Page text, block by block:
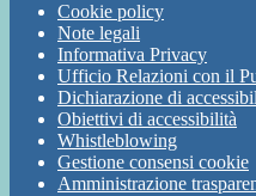
Cookie policy
Note legali
Informativa Privacy
Ufficio Relazioni con il
Dichiarazione di
Obiettivi di accessibilità
Whistleblowing
Gestione consensi cookie
Amministrazione